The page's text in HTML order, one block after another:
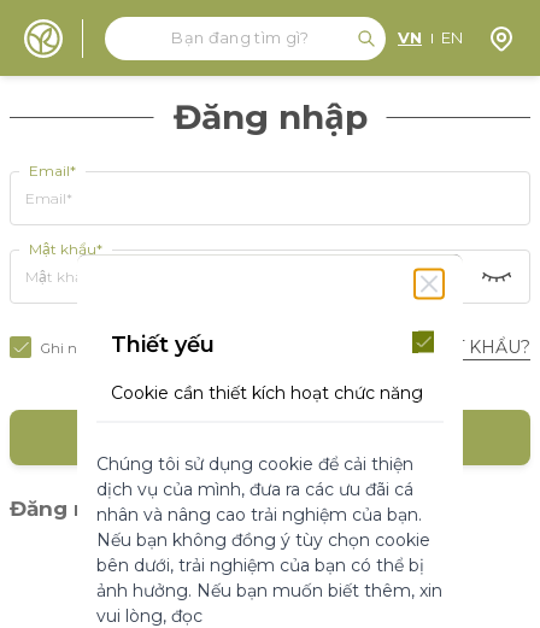
Tìm kiếm
Tìm kiếm
VN EN Định
Đăng nhập
Email*
Mật khẩu*
BẠN QUÊN MẬT KHẨU?
Ghi nhớ tôi
Đăng nhập với mạng xã hội(1)
Thiết yếu
Cookie cần thiết kích hoạt chức năng
thể hoạt động bình thường. Chúng
giúp làm cho một trang web có thể sử
dụng được bằng cách kích hoạt chức
năng cơ bản.
Thông số sản phẩm
Chúng tôi sử dụng cookie để cải thiện
dịch vụ của mình, đưa ra các ưu đãi cá
nhân và nâng cao trải nghiệm của bạn.
Nếu bạn không đồng ý tùy chọn cookie
bên dưới, trải nghiệm của bạn có thể bị
ảnh hưởng. Nếu bạn muốn biết thêm, xin
vui lòng, đọc